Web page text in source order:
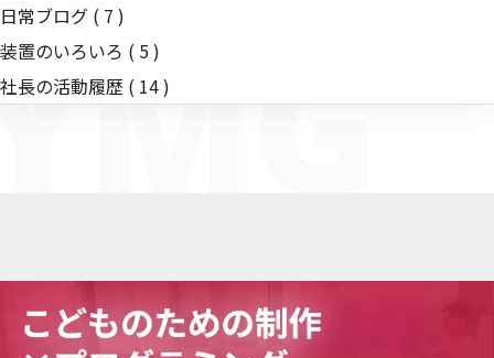
日常ブログ ( 7 )
装置のいろいろ ( 5 )
社長の活動履歴 ( 14 )